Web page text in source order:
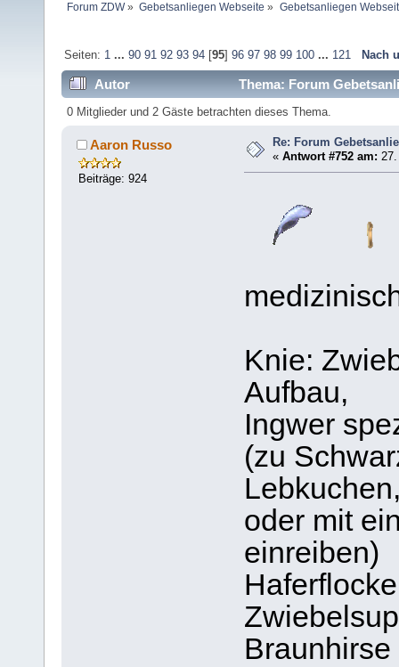
Forum ZDW» Gebetsanliegen Webseite » Gebetsanliegen
Seiten: 1 ... 90 91 92 93 94[95] 96 97 98 99 100 ... 121 Nach
Autor Thema: Forum
0 Mitglieder und 2 Gäste betrachten dieses Thema.
Aaron Russo
Beiträge: 924
Re: Forum
«Antwort #752 am:
Knie:
Aufbau,
Ingwer
(zu
oder mit
einreiben)